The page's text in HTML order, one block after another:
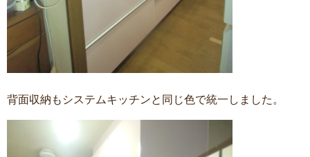
背面収納もシステムキッチンと同じ色で統一しました。